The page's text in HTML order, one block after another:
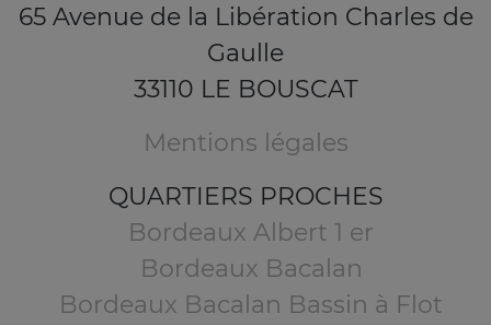
65 Avenue de la Libération Charles de
Gaulle
33110 LE BOUSCAT
Mentions légales
QUARTIERS PROCHES
Bordeaux Albert 1 er
Bordeaux Bacalan
Bordeaux Bacalan Bassin à Flot